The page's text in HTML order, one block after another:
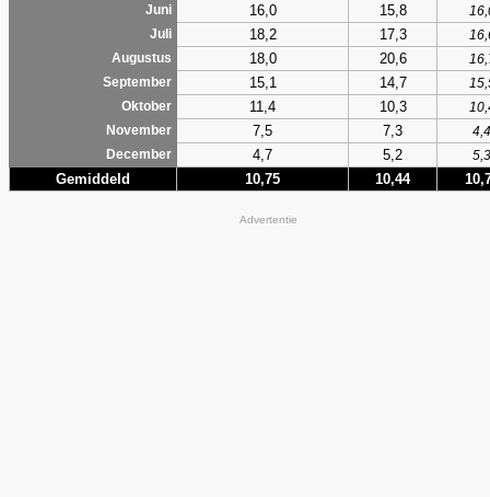
Juni
16,0 15,8
Juli
18,2 17,3
Augustus
18,0 20,6
September
15,1 14,7
Oktober
11,4 10,3
November
7,5 7,3
4,4
December
4,7 5,2 5,3
Gemiddeld 10,75 10,44
Advertentie